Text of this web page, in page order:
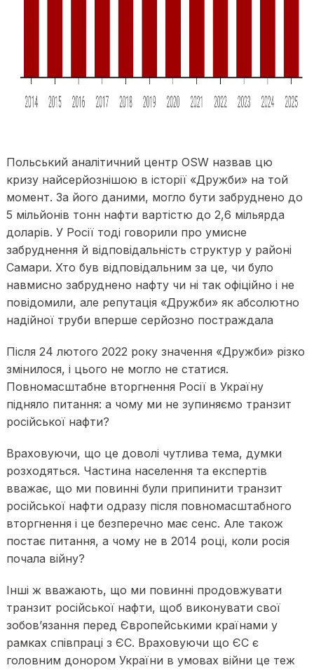
Польський аналітичний центр OSW назвав цю
кризу найсерйознішою в історії «Дружби» на той
момент. За його даними, могло бути забруднено до
5 мільйонів тонн нафти вартістю до 2,6 мільярда
доларів. У Росії тоді говорили про умисне
забруднення й відповідальність структур у районі
Самари. Хто був відповідальним за це, чи було
навмисно забруднено нафту чи ні так офіційно і не
повідомили, але репутація «Дружби» як абсолютно
надійної труби вперше серйозно постраждала
Після 24 лютого 2022 року значення «Дружби» різко
змінилося, і цього не могло не статися.
Повномасштабне вторгнення Росії в Україну
підняло питання: а чому ми не зупиняємо транзит
російської нафти?
Враховуючи, що це доволі чутлива тема, думки
розходяться. Частина населення та експертів
вважає, що ми повинні були припинити транзит
російської нафти одразу після повномасштабного
вторгнення і це безперечно має сенс. Але також
постає питання, а чому не в 2014 році, коли росія
почала війну?
Інші ж вважають, що ми повинні продовжувати
транзит російської нафти, щоб виконувати свої
зобов’язання перед Європейськими країнами у
рамках співпраці з ЄС. Враховуючи що ЄС є
головним донором України в умовах війни це теж